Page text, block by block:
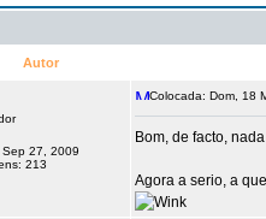
Autor
Sep 27, 2009
213
Colocada: Dom, 18
Bom, de facto,
Agora a serio, a